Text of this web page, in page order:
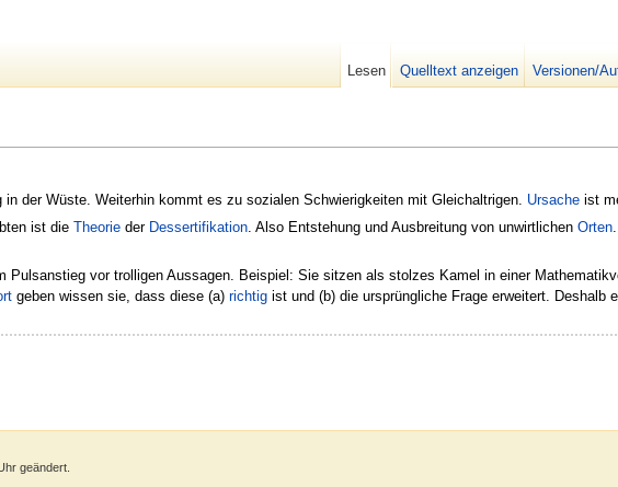
in der Wüste. Weiterhin kommt es zu sozialen Schwierigkeiten mit Gleichaltrigen. Ursache ist
ist die Theorie der Dessertifikation . Also Entstehung und Ausbreitung von unwirtlichen Orten
Pulsanstieg vor trolligen Aussagen. Beispiel: Sie sitzen als stolzes Kamel in einer
geben wissen sie, dass diese (a) richtig ist und (b) die ursprüngliche Frage erweitert. Deshalb
Lesen Quelltext anzeigen Versionen/
geändert.